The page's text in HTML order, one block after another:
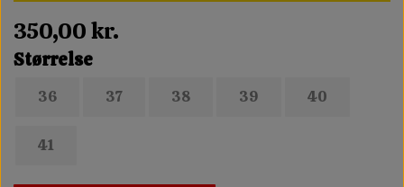
350,00 kr.
Størrelse
36 37 38 39 40
41